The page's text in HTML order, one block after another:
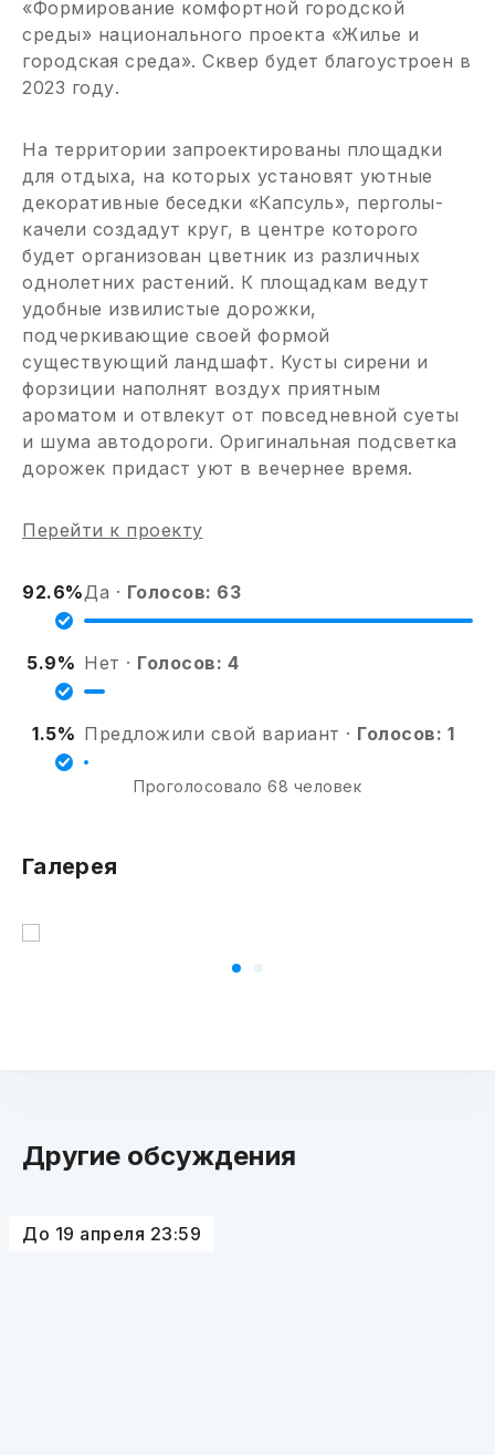
«Формирование комфортной городской
среды» национального проекта «Жилье и
городская среда». Сквер будет благоустроен в
2023 году.
На территории запроектированы площадки
для отдыха, на которых установят уютные
декоративные беседки «Капсуль», перголы-
качели создадут круг, в центре которого
будет организован цветник из различных
однолетних растений. К площадкам ведут
удобные извилистые дорожки,
подчеркивающие своей формой
существующий ландшафт. Кусты сирени и
форзиции наполнят воздух приятным
ароматом и отвлекут от повседневной суеты
и шума автодороги. Оригинальная подсветка
дорожек придаст уют в вечернее время.
Перейти к проекту
92.6%Да · Голосов: 63
5.9% Нет · Голосов: 4
1.5% Предложили свой вариант · Голосов: 1
Проголосовало 68 человек
Галерея
Другие обсуждения
До 19 апреля 23:59